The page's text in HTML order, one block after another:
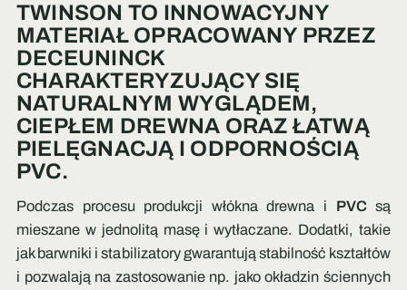
TWINSON TO INNOWACYJNY
MATERIAŁ OPRACOWANY PRZEZ
DECEUNINCK
CHARAKTERYZUJĄCY SIĘ
NATURALNYM WYGLĄDEM,
CIEPŁEM DREWNA ORAZ ŁATWĄ
PIELĘGNACJĄ I ODPORNOŚCIĄ
PVC.
Podczas procesu produkcji włókna drewna i PVCsą
mieszane w jednolitą masę i wytłaczane. Dodatki, takie
jak barwniki i stabilizatory gwarantują stabilność kształtów
i pozwalają na zastosowanie np. jako okładzin ściennych